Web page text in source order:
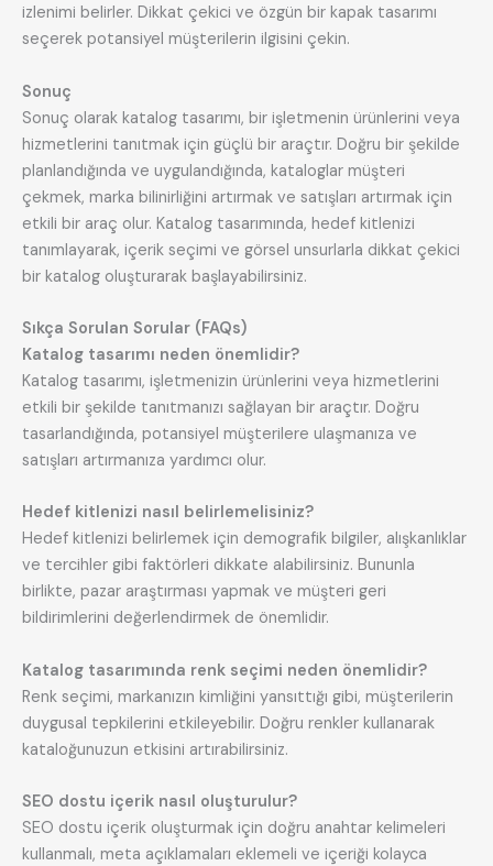
izlenimi belirler. Dikkat çekici ve özgün bir kapak tasarımı
seçerek potansiyel müşterilerin ilgisini çekin.
Sonuç
Sonuç olarak katalog tasarımı, bir işletmenin ürünlerini veya
hizmetlerini tanıtmak için güçlü bir araçtır. Doğru bir şekilde
planlandığında ve uygulandığında, kataloglar müşteri
çekmek, marka bilinirliğini artırmak ve satışları artırmak için
etkili bir araç olur. Katalog tasarımında, hedef kitlenizi
tanımlayarak, içerik seçimi ve görsel unsurlarla dikkat çekici
bir katalog oluşturarak başlayabilirsiniz.
Sıkça Sorulan Sorular (FAQs)
Katalog tasarımı neden önemlidir?
Katalog tasarımı, işletmenizin ürünlerini veya hizmetlerini
etkili bir şekilde tanıtmanızı sağlayan bir araçtır. Doğru
tasarlandığında, potansiyel müşterilere ulaşmanıza ve
satışları artırmanıza yardımcı olur.
Hedef kitlenizi nasıl belirlemelisiniz?
Hedef kitlenizi belirlemek için demografik bilgiler, alışkanlıklar
ve tercihler gibi faktörleri dikkate alabilirsiniz. Bununla
birlikte, pazar araştırması yapmak ve müşteri geri
bildirimlerini değerlendirmek de önemlidir.
Katalog tasarımında renk seçimi neden önemlidir?
Renk seçimi, markanızın kimliğini yansıttığı gibi, müşterilerin
duygusal tepkilerini etkileyebilir. Doğru renkler kullanarak
kataloğunuzun etkisini artırabilirsiniz.
SEO dostu içerik nasıl oluşturulur?
SEO dostu içerik oluşturmak için doğru anahtar kelimeleri
kullanmalı, meta açıklamaları eklemeli ve içeriği kolayca